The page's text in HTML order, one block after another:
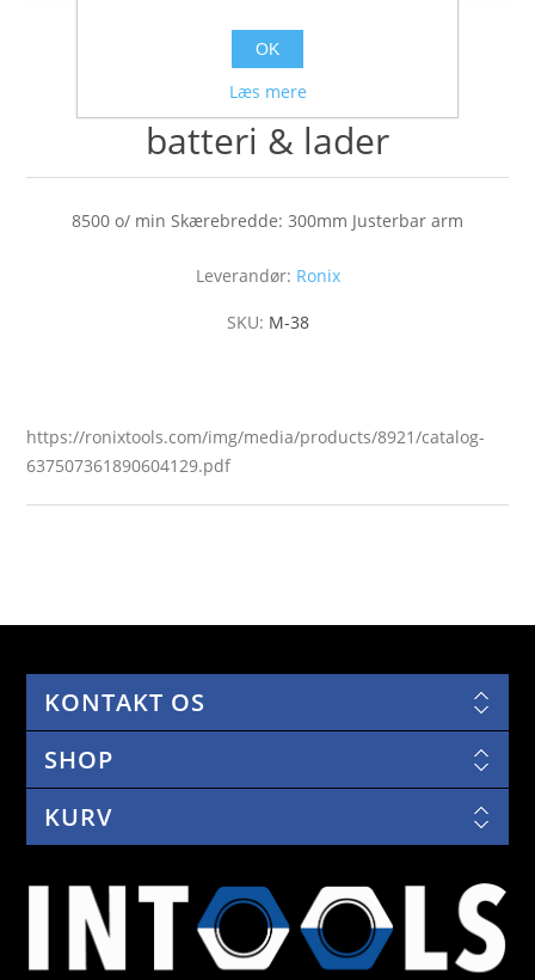
Kantklipper, 20V uden
batteri & lader
8500 o/ min Skærebredde: 300mm Justerbar arm
Leverandør: Ronix
SKU: M-38
https://ronixtools.com/img/media/products/8921/catalog-
637507361890604129.pdf
KONTAKT OS
SHOP
KURV
OK
Læs mere